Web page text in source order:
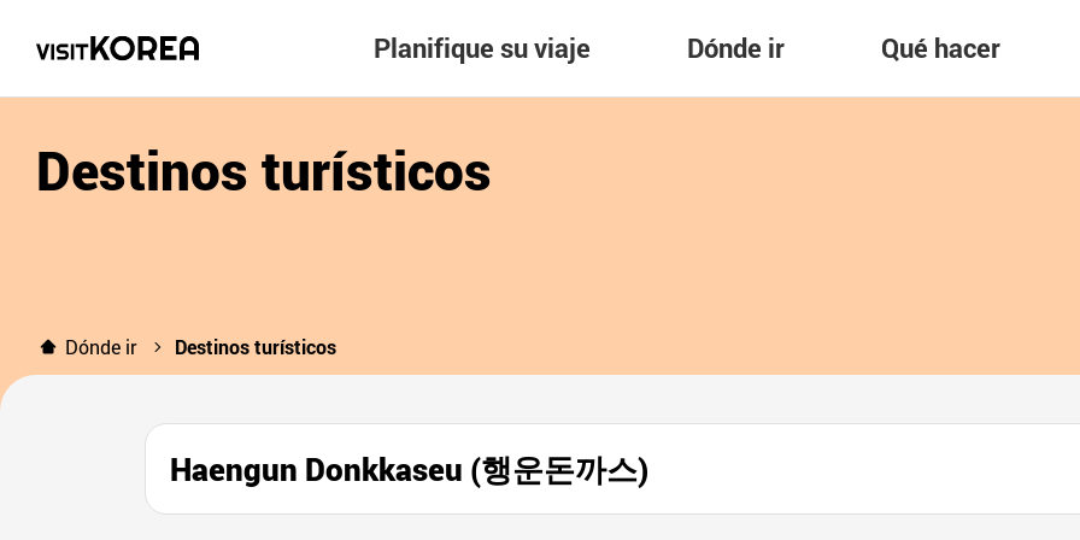
Planifique su viaje Dónde ir Qué hacer
Destinos turísticos
Dónde ir Destinos turísticos
Haengun Donkkaseu (행운돈까스)